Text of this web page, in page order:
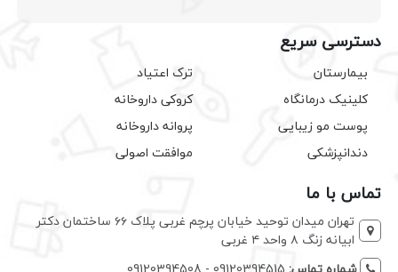
دسترسی سریع
بیمارستان
کلینیک درمانگاه
پوست مو زیبایی
دندانپزشکی
ترک اعتیاد
کروکی داروخانه
پروانه داروخانه
موافقت اصولی
تماس با ما
تهران میدان توحید خیابان پرچم غربی پلاک ۶۶ ساختمان دکتر
ابیانه زنگ ۸ واحد ۴ غربی